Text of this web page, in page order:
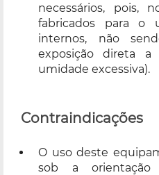
necessários, pois,
fabricados para o
internos, não
exposição direta
umidade excessiva).
Contraindicações
O uso deste
sob a